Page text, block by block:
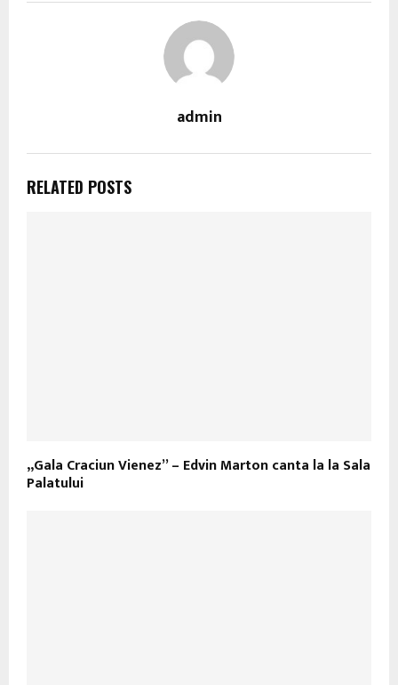
admin
RELATED POSTS
„Gala Craciun Vienez” – Edvin Marton canta la la Sala
Palatului